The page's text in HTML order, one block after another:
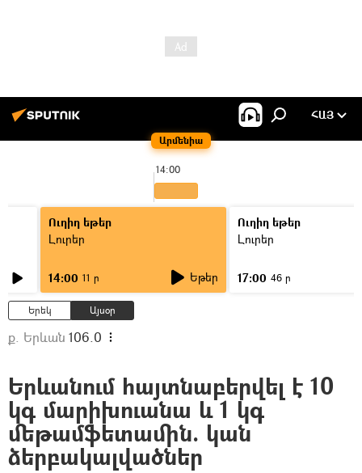
Արմենիա
ՀԱՅ
14:00
Ուղիղ եթեր
Լուրեր
14:00 11 ր Եթեր
Ուղիղ եթեր
Լուրեր
17:00 46 ր
Երեկ Այսօր
ք. Երևան 106.0
Երևանում հայտնաբերվել է 10
կգ մարիխուանա և 1 կգ
մեթամֆետամին. կան
ձերբակալվածներ